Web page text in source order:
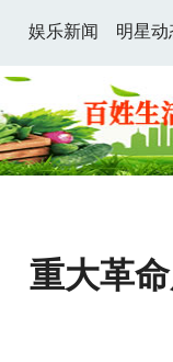
娱乐新闻 明星动
重大革